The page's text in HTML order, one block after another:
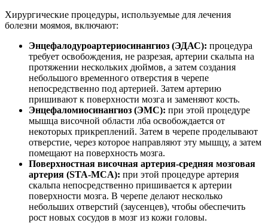
Хирургические процедуры, используемые для лечения
болезни моямоя, включают:
Энцефалодуроартериосинангиоз (ЭДАС): процедура
требует освобождения, не разрезая, артерии скальпа на
протяжении нескольких дюймов, а затем создания
небольшого временного отверстия в черепе
непосредственно под артерией. Затем артерию
пришивают к поверхности мозга и заменяют кость.
Энцефаломиосинангиоз (ЭМС): при этой процедуре
мышца височной области лба освобождается от
некоторых прикреплений. Затем в черепе проделывают
отверстие, через которое направляют эту мышцу, а затем
помещают на поверхность мозга.
Поверхностная височная артерия-средняя мозговая
артерия (STA-MCA): при этой процедуре артерия
скальпа непосредственно пришивается к артерии
поверхности мозга. В черепе делают несколько
небольших отверстий (заусенцев), чтобы обеспечить
рост новых сосудов в мозг из кожи головы.